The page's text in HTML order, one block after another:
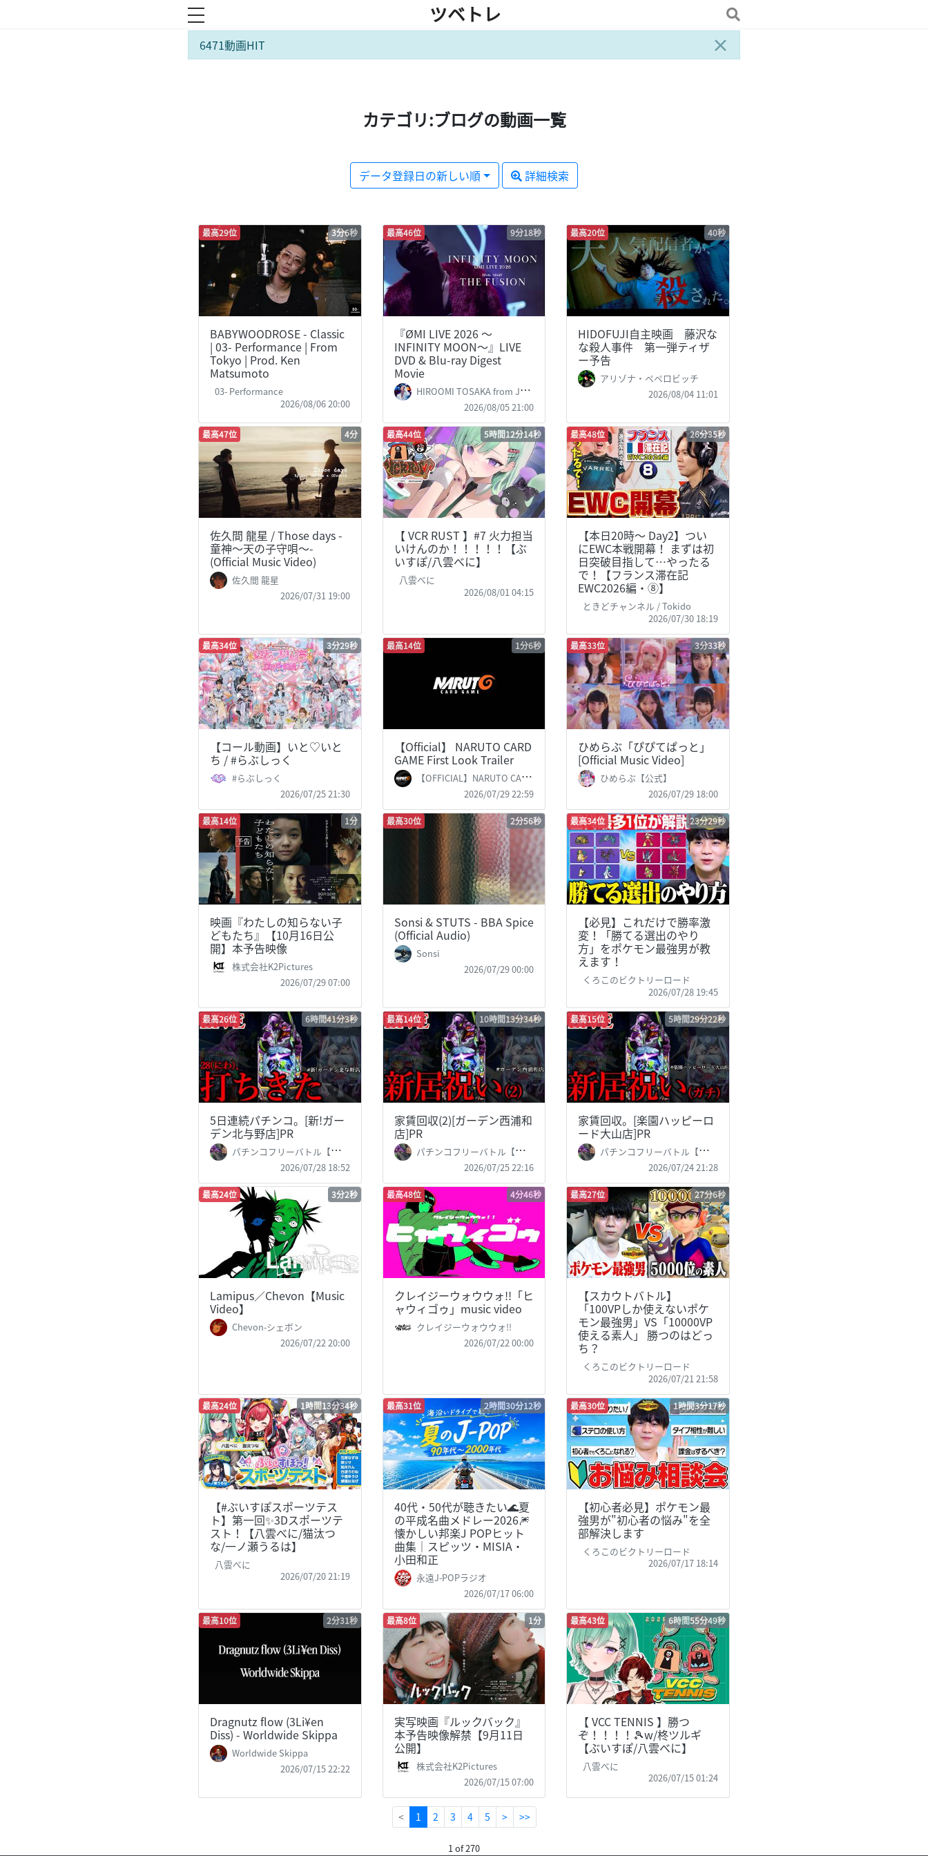
toggle navigation ツベトレ
×
6471動画HIT
カテゴリ:ブログの動画一覧
データ登録日の新しい順 詳細検索
最高29位 3分6秒
BABYWOODROSE - Classic
| 03- Performance | From
Tokyo | Prod. Ken
Matsumoto
03- Performance
2026/08/06 20:00
最高46位 9分18秒
『ØMI LIVE 2026 ～
INFINITY MOON～』LIVE
DVD & Blu-ray Digest
Movie
HIROOMI TOSAKA from JSBIII Official Channel
2026/08/05 21:00
最高20位 40秒
HIDOFUJI自主映画 藤沢な
な殺人事件 第一弾ティザ
ー予告
アリゾナ・ペペロビッチ
2026/08/04 11:01
最高47位 4分
佐久間 龍星 / Those days -
童神～天の子守唄～-
(Official Music Video)
佐久間 龍星
2026/07/31 19:00
最高44位 5時間12分14秒
【 VCR RUST 】#7 火力担当
いけんのか！！！！！【ぶ
いすぽ/八雲べに】
八雲べに
2026/08/01 04:15
最高48位 26分35秒
【本日20時～ Day2】つい
にEWC本戦開幕！ まずは初
日突破目指して…やったる
で！【フランス滞在記
EWC2026編・⑧】
ときどチャンネル / Tokido
2026/07/30 18:19
最高34位 3分29秒
【コール動画】いと♡いと
ち / #らぶしっく
#らぶしっく
2026/07/25 21:30
最高14位 1分6秒
【Official】 NARUTO CARD
GAME First Look Trailer
【OFFICIAL】NARUTO CARD GAME English Version
2026/07/29 22:59
最高33位 3分33秒
ひめらぶ「ぴぴてぱっと」
[Official Music Video]
ひめらぶ【公式】
2026/07/29 18:00
最高14位 1分
映画『わたしの知らない子
どもたち』【10月16日公
開】本予告映像
株式会社K2Pictures
2026/07/29 07:00
最高30位 2分56秒
Sonsi & STUTS - BBA Spice
(Official Audio)
Sonsi
2026/07/29 00:00
最高34位 23分29秒
【必見】これだけで勝率激
変！「勝てる選出のやり
方」をポケモン最強男が教
えます！
くろこのビクトリーロード
2026/07/28 19:45
最高26位 6時間41分3秒
5日連続パチンコ。[新!ガー
デン北与野店]PR
パチンコフリーバトル【サブ無双】
2026/07/28 18:52
最高14位 10時間13分34秒
家賃回収(2)[ガーデン西浦和
店]PR
パチンコフリーバトル【サブ無双】
2026/07/25 22:16
最高15位 5時間29分22秒
家賃回収。[楽園ハッピーロ
ード大山店]PR
パチンコフリーバトル【サブ無双】
2026/07/24 21:28
最高24位 3分2秒
Lamipus／Chevon【Music
Video】
Chevon-シェボン
2026/07/22 20:00
最高48位 4分46秒
クレイジーウォウウォ!!「ヒ
ャウィゴゥ」music video
クレイジーウォウウォ!!
2026/07/22 00:00
最高27位 27分6秒
【スカウトバトル】
「100VPしか使えないポケ
モン最強男」VS「10000VP
使える素人」 勝つのはどっ
ち？
くろこのビクトリーロード
2026/07/21 21:58
最高24位 1時間13分34秒
【#ぶいすぽスポーツテス
ト】第一回✨3Dスポーツテ
スト！【八雲べに/猫汰つ
な/一ノ瀬うるは】
八雲べに
2026/07/20 21:19
最高31位 2時間30分12秒
40代・50代が聴きたい🌊夏
の平成名曲メドレー2026🎆
懐かしい邦楽J POPヒット
曲集｜スピッツ・MISIA・
小田和正
永遠J-POPラジオ
2026/07/17 06:00
最高30位 1時間3分17秒
【初心者必見】ポケモン最
強男が"初心者の悩み"を全
部解決します
くろこのビクトリーロード
2026/07/17 18:14
最高10位 2分31秒
Dragnutz flow (3Li¥en
Diss) - Worldwide Skippa
Worldwide Skippa
2026/07/15 22:22
最高8位 1分
実写映画『ルックバック』
本予告映像解禁【9月11日
公開】
株式会社K2Pictures
2026/07/15 07:00
最高43位 6時間55分49秒
【 VCC TENNIS 】勝つ
ぞ！！！！🎾w/柊ツルギ
【ぶいすぽ/八雲べに】
八雲べに
2026/07/15 01:24
< 1 (current)
2 3 4 5 > >>
1 of 270